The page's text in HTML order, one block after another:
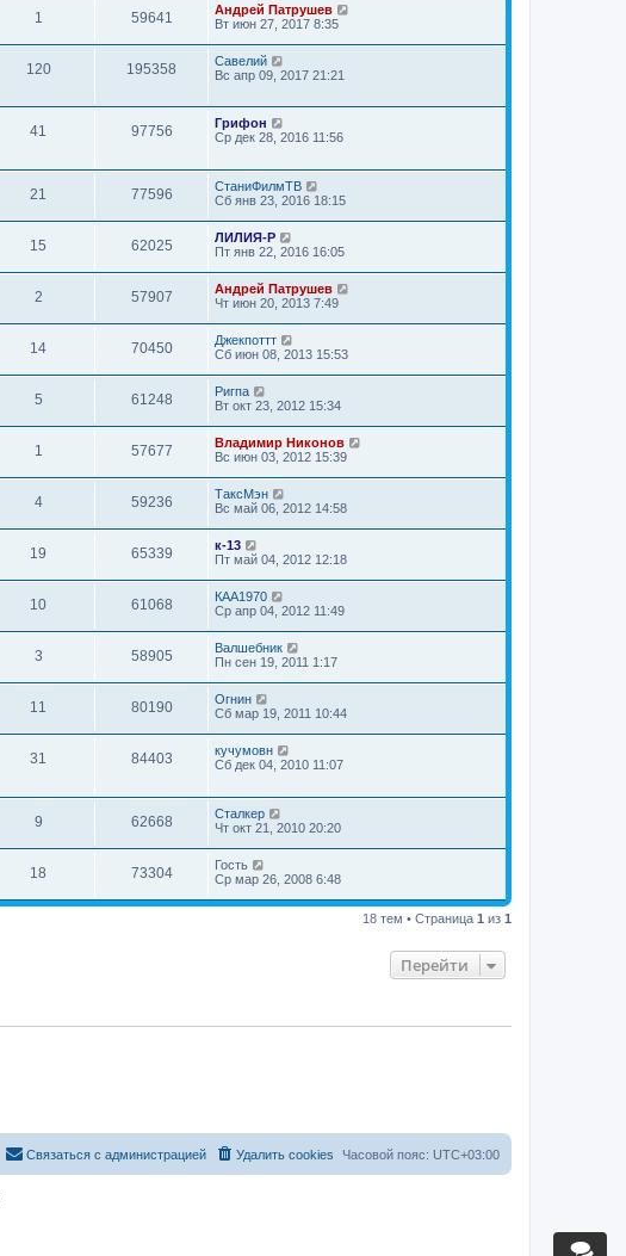
1 59641
Андрей Патрушев
Вт июн 27, 2017 8:35
120 195358
Савелий
Вс апр 09, 2017 21:21
41 97756
Грифон
Ср дек 28, 2016 11:56
21 77596
СтаниФилмТВ
Сб янв 23, 2016 18:15
15 62025
ЛИЛИЯ-Р
Пт янв 22, 2016 16:05
2 57907
Андрей Патрушев
Чт июн 20, 2013 7:49
14 70450
Джекпоттт
Сб июн 08, 2013 15:53
5 61248
Ригпа
Вт окт 23, 2012 15:34
1 57677
Владимир Никонов
Вс июн 03, 2012 15:39
4 59236
ТаксМэн
Вс май 06, 2012 14:58
19 65339
к-13
Пт май 04, 2012 12:18
10 61068
КАА1970
Ср апр 04, 2012 11:49
3 58905
Валшебник
Пн сен 19, 2011 1:17
11 80190
Огнин
Сб мар 19, 2011 10:44
31 84403
кучумовн
Сб дек 04, 2010 11:07
9 62668
Сталкер
Чт окт 21, 2010 20:20
18 73304
Гость
Ср мар 26, 2008 6:48
18 тем • Страница 1 из 1
Перейти
Часовой пояс: UTC+03:00
Удалить cookies
Связаться с администрацией